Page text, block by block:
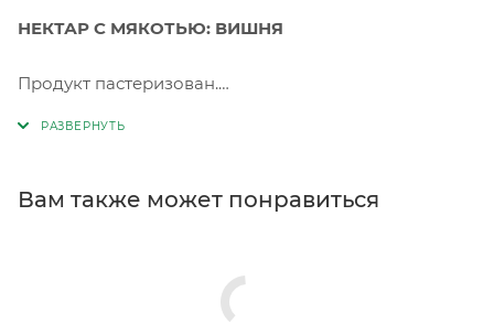
НЕКТАР С МЯКОТЬЮ: ВИШНЯ
Продукт пастеризован.
ценность на 100г (средние значения): белки 0г, жиры
Хранить от попадания прямых солнечных лучей, при
Вам также может понравиться